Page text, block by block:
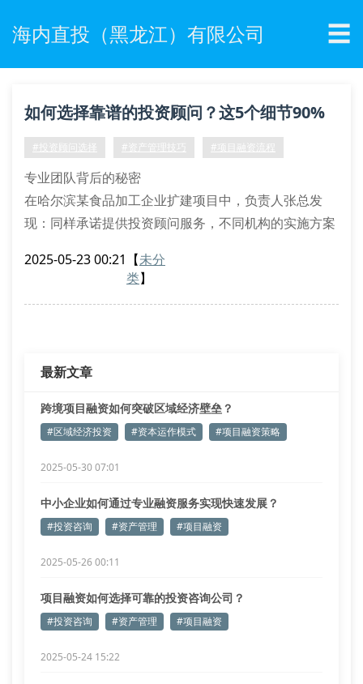
海内直投（黑龙江）有限公司 ☰
如何选择靠谱的投资顾问？这5个细节90%
企业都忽略了
#投资顾问选择 #资产管理技巧 #项目融资流程
专业团队背后的秘密
在哈尔滨某食品加工企业扩建项目中，负责人张总发
现：同样承诺提供投资顾问服务，不同机构的实施方案
配置了财务分析师+市场研究员组合，这正是专业投资
项目融资中的隐形关卡
我们调研发现，
2025-05-23 00:21 【未分
类】
最新文章
跨境项目融资如何突破区域经济壁垒？
#区域经济投资 #资本运作模式 #项目融资策略
2025-05-30 07:01
中小企业如何通过专业融资服务实现快速发展？
#投资咨询 #资产管理 #项目融资
2025-05-26 00:11
项目融资如何选择可靠的投资咨询公司？
#投资咨询 #资产管理 #项目融资
2025-05-24 15:22